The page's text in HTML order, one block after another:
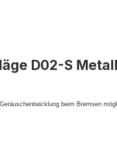
D02-S
beim Bremsen